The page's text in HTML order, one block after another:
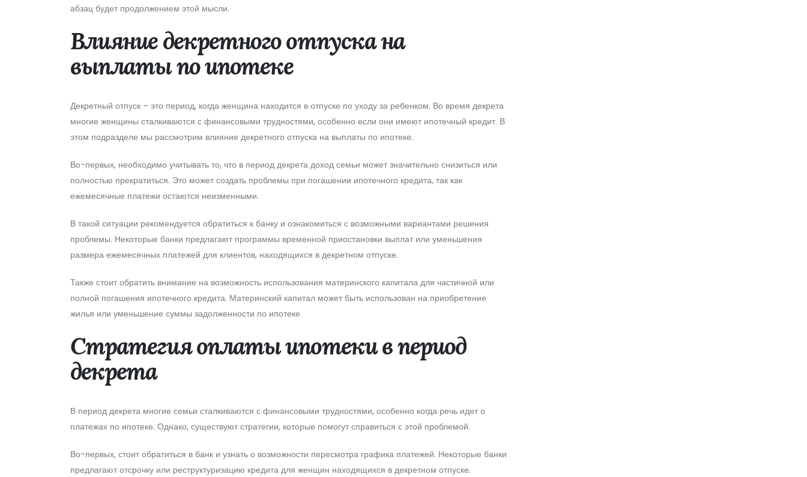
абзац будет продолжением этой мысли.
Влияние декретного отпуска на
выплаты по ипотеке
Декретный отпуск – это период, когда женщина находится в отпуске по уходу за ребенком. Во время декрета
многие женщины сталкиваются с финансовыми трудностями, особенно если они имеют ипотечный кредит. В
этом подразделе мы рассмотрим влияние декретного отпуска на выплаты по ипотеке.
Во-первых, необходимо учитывать то, что в период декрета доход семьи может значительно снизиться или
полностью прекратиться. Это может создать проблемы при погашении ипотечного кредита, так как
ежемесячные платежи остаются неизменными.
В такой ситуации рекомендуется обратиться к банку и ознакомиться с возможными вариантами решения
проблемы. Некоторые банки предлагают программы временной приостановки выплат или уменьшения
размера ежемесячных платежей для клиентов, находящихся в декретном отпуске.
Также стоит обратить внимание на возможность использования материнского капитала для частичной или
полной погашения ипотечного кредита. Материнский капитал может быть использован на приобретение
жилья или уменьшение суммы задолженности по ипотеке
Стратегия оплаты ипотеки в период
декрета
В период декрета многие семьи сталкиваются с финансовыми трудностями, особенно когда речь идет о
платежах по ипотеке. Однако, существуют стратегии, которые помогут справиться с этой проблемой.
Во-первых, стоит обратиться в банк и узнать о возможности пересмотра графика платежей. Некоторые банки
предлагают отсрочку или реструктуризацию кредита для женщин находящихся в декретном отпуске.